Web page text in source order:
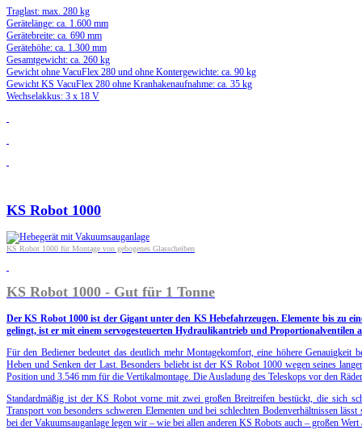
Traglast: max. 280 kg
Gerätelänge: ca. 1.600 mm
Gerätebreite: ca. 690 mm
Gerätehöhe: ca. 1.300 mm
Gesamtgewicht: ca. 260 kg
Gewicht ohne VacuFlex 280 und ohne Kontergewichte: ca. 90 kg
Gewicht KS VacuFlex 280 ohne Kranhakenaufnahme: ca. 35 kg
Wechselakkus: 3 x 18 V
KS Robot 1000
KS Robot 1000 für Montage von gebogenes Glasscheiben
KS Robot 1000 - Gut für 1 Tonne
Der KS Robot 1000 ist der Gigant unter den KS Hebefahrzeugen. Elemente bis zu
gelingt, ist er mit einem servogesteuerten Hydraulikantrieb und Proportionalventilen
Für den Bediener bedeutet das deutlich mehr Montagekomfort, eine höhere Genauigkeit
Heben und Senken der Last. Besonders beliebt ist der KS Robot 1000 wegen seines
Position und 3.546 mm für die Vertikalmontage. Die Ausladung des Teleskops vor den
Standardmäßig ist der KS Robot vorne mit zwei großen Breitreifen bestückt, die sich
Transport von besonders schweren Elementen und bei schlechten Bodenverhältnissen
bei der Vakuumsauganlage legen wir – wie bei allen anderen KS Robots auch – großen Wert